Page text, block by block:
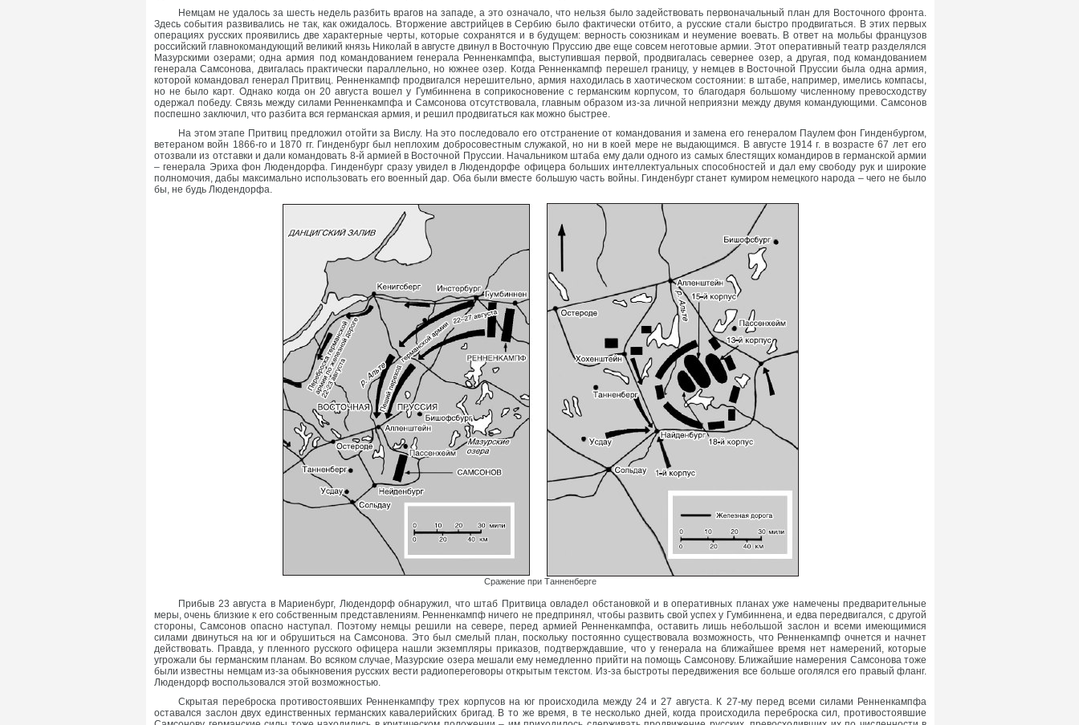
Немцам не удалось за шесть недель разбить врагов на западе, а это означало, что нельзя было задействовать первоначальный план для Восточного фронта.
Здесь события развивались не так, как ожидалось. Вторжение австрийцев в Сербию было фактически отбито, а русские стали быстро продвигаться. В этих первых
операциях русских проявились две характерные черты, которые сохранятся и в будущем: верность союзникам и неумение воевать. В ответ на мольбы французов
российский главнокомандующий великий князь Николай в августе двинул в Восточную Пруссию две еще совсем неготовые армии. Этот оперативный театр разделялся
Мазурскими озерами; одна армия под командованием генерала Ренненкампфа, выступившая первой, продвигалась севернее озер, а другая, под командованием
генерала Самсонова, двигалась практически параллельно, но южнее озер. Когда Ренненкампф перешел границу, у немцев в Восточной Пруссии была одна армия,
которой командовал генерал Притвиц. Ренненкампф продвигался нерешительно, армия находилась в хаотическом состоянии: в штабе, например, имелись компасы,
но не было карт. Однако когда он 20 августа вошел у Гумбиннена в соприкосновение с германским корпусом, то благодаря большому численному превосходству
одержал победу. Связь между силами Ренненкампфа и Самсонова отсутствовала, главным образом из-за личной неприязни между двумя командующими. Самсонов
поспешно заключил, что разбита вся германская армия, и решил продвигаться как можно быстрее.
На этом этапе Притвиц предложил отойти за Вислу. На это последовало его отстранение от командования и замена его генералом Паулем фон Гинденбургом,
ветераном войн 1866-го и 1870 гг. Гинденбург был неплохим добросовестным служакой, но ни в коей мере не выдающимся. В августе 1914 г. в возрасте 67 лет его
отозвали из отставки и дали командовать 8-й армией в Восточной Пруссии. Начальником штаба ему дали одного из самых блестящих командиров в германской армии
– генерала Эриха фон Людендорфа. Гинденбург сразу увидел в Людендорфе офицера больших интеллектуальных способностей и дал ему свободу рук и широкие
полномочия, дабы максимально использовать его военный дар. Оба были вместе большую часть войны. Гинденбург станет кумиром немецкого народа – чего не было
бы, не будь Людендорфа.
Сражение при Танненберге
Прибыв 23 августа в Мариенбург, Людендорф обнаружил, что штаб Притвица овладел обстановкой и в оперативных планах уже намечены предварительные
меры, очень близкие к его собственным представлениям. Ренненкампф ничего не предпринял, чтобы развить свой успех у Гумбиннена, и едва передвигался, с другой
стороны, Самсонов опасно наступал. Поэтому немцы решили на севере, перед армией Ренненкампфа, оставить лишь небольшой заслон и всеми имеющимися
силами двинуться на юг и обрушиться на Самсонова. Это был смелый план, поскольку постоянно существовала возможность, что Ренненкампф очнется и начнет
действовать. Правда, у пленного русского офицера нашли экземпляры приказов, подтверждавшие, что у генерала на ближайшее время нет намерений, которые
угрожали бы германским планам. Во всяком случае, Мазурские озера мешали ему немедленно прийти на помощь Самсонову. Ближайшие намерения Самсонова тоже
были известны немцам из-за обыкновения русских вести радиопереговоры открытым текстом. Из-за быстроты передвижения все больше оголялся его правый фланг.
Людендорф воспользовался этой возможностью.
Скрытая переброска противостоявших Ренненкампфу трех корпусов на юг происходила между 24 и 27 августа. К 27-му перед всеми силами Ренненкампфа
оставался заслон двух единственных германских кавалерийских бригад. В то же время, в те несколько дней, когда происходила переброска сил, противостоявшие